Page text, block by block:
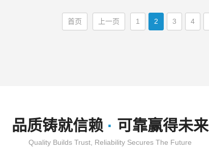
首页 上一页 1 2 3 4
品质铸就信赖 · 可靠赢得未来
Quality Builds Trust, Reliability Secures The Future